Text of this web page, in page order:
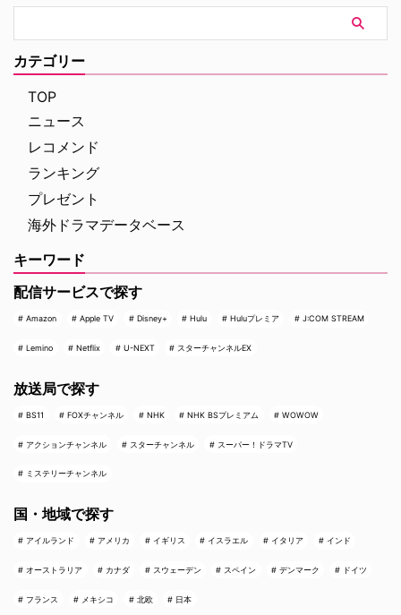
ザの登場と波乱の最終章 『プロ
ファイリング パリ犯罪捜査課』
は、犯罪者の心理を読み解くプロ
ファイラーとパリ司法警察の捜査
は、ドキュメンタリー映画『ある
アスリートの告発』で高い評価を
ンに愛され続けてきた作品の魅力
カテゴリー
TOP
ニュース
レコメンド
ランキング
プレゼント
海外ドラマデータベース
キーワード
配信サービスで探す
Amazon Apple TV Disney+ Hulu Huluプレミア J:COM STREAM
Lemino Netflix U-NEXT スターチャンネルEX
放送局で探す
BS11 FOXチャンネル NHK NHK BSプレミアム WOWOW
アクションチャンネル スターチャンネル スーパー！ドラマTV
ミステリーチャンネル
国・地域で探す
アイルランド アメリカ イギリス イスラエル イタリア インド
オーストラリア カナダ スウェーデン スペイン デンマーク ドイツ
フランス メキシコ 北欧 日本